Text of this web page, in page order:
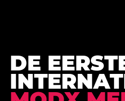
DE